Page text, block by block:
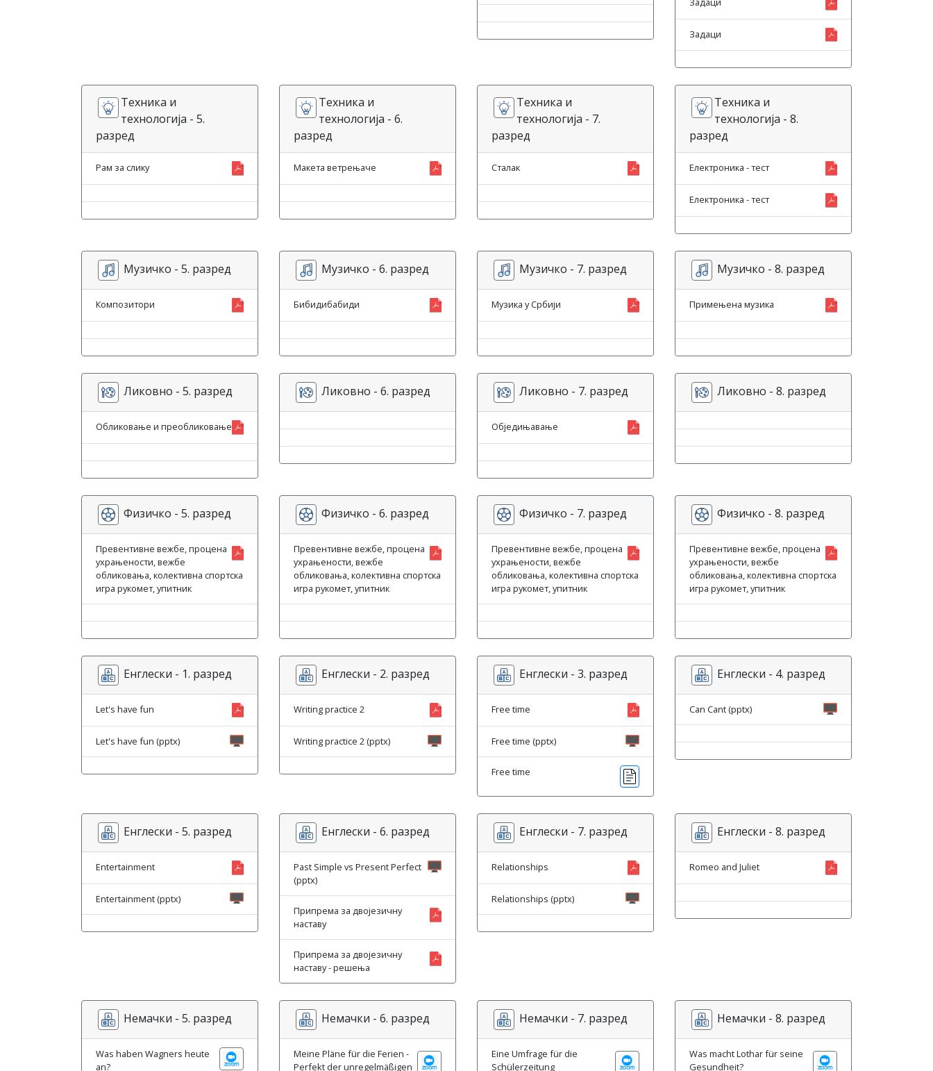
Задаци
Техника и
технологија - 5.
разред
Рам за слику
Техника и
технологија - 6.
разред
Макета ветрењаче
Техника и
технологија - 7.
разред
Сталак
Техника и
технологија - 8.
разред
Електроника - тест
Електроника - тест
Музичко - 5. разред
Композитори
Музичко - 6. разред
Бибидибабиди
Музичко - 7. разред
Музика у Србији
Музичко - 8. разред
Примењена музика
Ликовно - 5. разред
Обликовање и преобликовање
Ликовно - 6. разред Ликовно - 7. разред
Обједињавање
Ликовно - 8. разред
Физичко - 5. разред
Превентивне вежбе, процена
ухрањености, вежбе
обликовања, колективна спортска
игра рукомет, упитник
Физичко - 6. разред
Превентивне вежбе, процена
ухрањености, вежбе
обликовања, колективна спортска
игра рукомет, упитник
Физичко - 7. разред
Превентивне вежбе, процена
ухрањености, вежбе
обликовања, колективна спортска
игра рукомет, упитник
Физичко - 8. разред
Превентивне вежбе, процена
ухрањености, вежбе
обликовања, колективна спортска
игра рукомет, упитник
Енглески - 1. разред
Let's have fun
Let's have fun (pptx)
Енглески - 2. разред
Writing practice 2
Writing practice 2 (pptx)
Енглески - 3. разред
Free time
Free time (pptx)
Free time
Енглески - 4. разред
Can Cant (pptx)
Енглески - 5. разред
Entertainment
Entertainment (pptx)
Енглески - 6. разред
Past Simple vs Present Perfect
(pptx)
Припрема за двојезичну
наставу
Припрема за двојезичну
наставу - решења
Енглески - 7. разред
Relationships
Relationships (pptx)
Енглески - 8. разред
Romeo and Juliet
Немачки - 5. разред
Was haben Wagners heute
an?
Немачки - 6. разред
Meine Pläne für die Ferien -
Perfekt der unregelmäßigen
Немачки - 7. разред
Eine Umfrage für die
Schülerzeitung
Немачки - 8. разред
Was macht Lothar für seine
Gesundheit?